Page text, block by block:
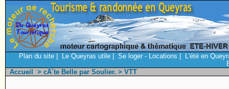
Plan du site Le Queyras utile Se loger - Locations
L'été en
Accueil
> cÃ´te Belle par Soulier. > VTT